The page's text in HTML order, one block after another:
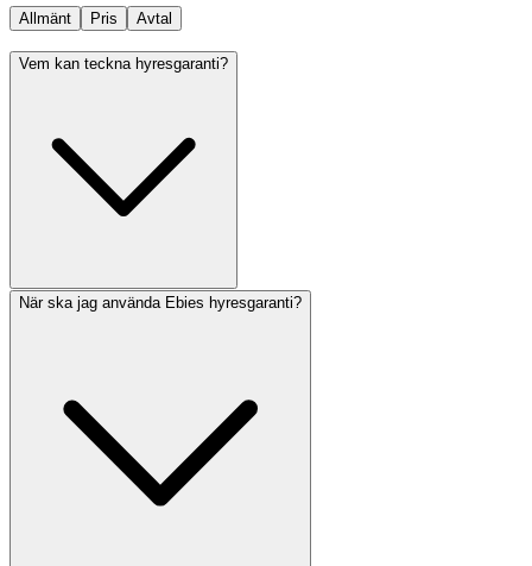
Allmänt Pris Avtal
Vem kan teckna hyresgaranti?
När ska jag använda Ebies hyresgaranti?